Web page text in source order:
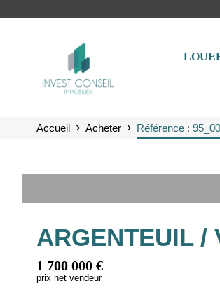
Accueil Acheter Référence :
ARGENTEUIL /
1 700 000 €
prix net vendeur